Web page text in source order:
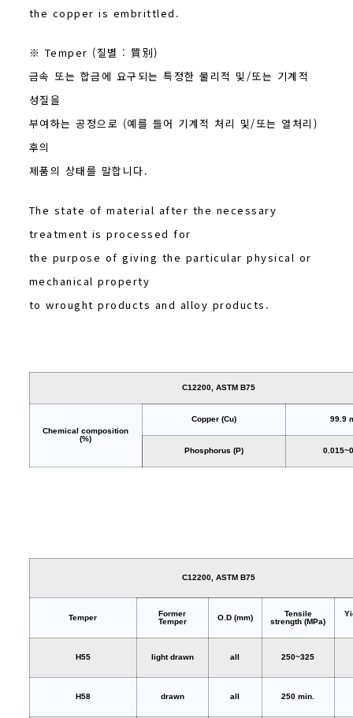
the copper is embrittled.
※ Temper (질별 : 質別)
금속 또는 합금에 요구되는 특정한 물리적 및/또는 기계적
성질을
부여하는 공정으로 (예를 들어 기계적 처리 및/또는 열처리)
후의
제품의 상태를 말합니다.
The state of material after the necessary
treatment is processed for
the purpose of giving the particular physical or
mechanical property
to wrought products and alloy products.
C12200, ASTM B75
Chemical composition
(%)
Copper (Cu) 99.9
Phosphorus (P)
C12200, ASTM B75
Temper
Former
Temper
O.D (mm)
Tensile
strength (MPa)
H55 light drawn all 250~325
H58 drawn all 250 min.